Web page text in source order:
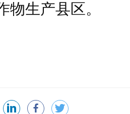
物生产县区。